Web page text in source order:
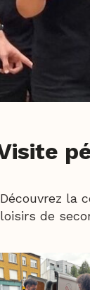
Découvrez la
loisirs de